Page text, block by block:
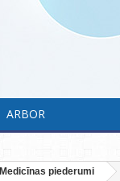
ARBOR
Medicīnas piederumi